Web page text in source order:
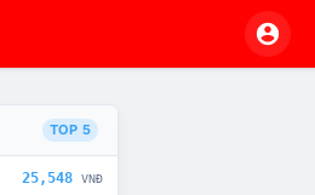
TOP 5
25,548 VNĐ